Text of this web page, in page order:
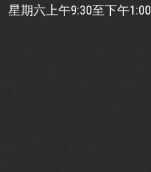
星期六上午9:30至下午1:00